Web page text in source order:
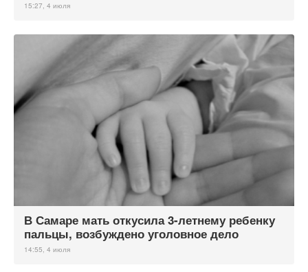
15:27, 4 июля
В Самаре мать откусила 3-летнему ребенку
пальцы, возбуждено уголовное дело
14:55, 4 июля